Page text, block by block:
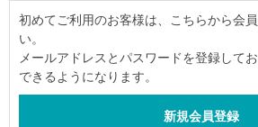
初めてご利用のお客様は、こちらから会
い。
メールアドレスとパスワードを登録して
できるようになります。